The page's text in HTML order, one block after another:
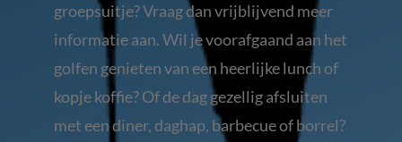
groepsuitje? Vraag dan vrijblijvend meer
informatie aan. Wil je voorafgaand aan het
golfen genieten van een heerlijke lunch of
kopje koffie? Of de dag gezellig afsluiten
met een diner, daghap, barbecue of borrel?